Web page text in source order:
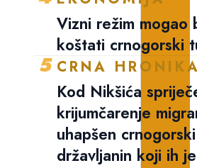
Vizni režim mogao
koštati crnogorski
5 CRNA HRONIKA
Kod Nikšića
krijumčarenje
uhapšen crnogorski
državljanin koji ih